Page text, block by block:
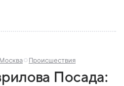
Происшествия
Посада: